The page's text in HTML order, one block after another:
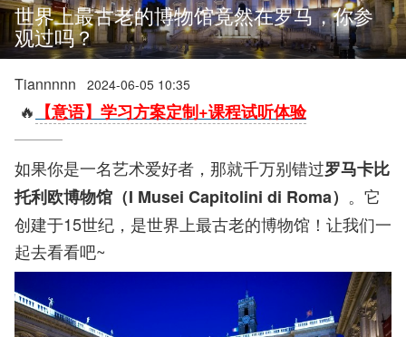
世界上最古老的博物馆竟然在罗马，你参
观过吗？
Tiannnnn 2024-06-05 10:35
🔥 【意语】学习方案定制+课程试听体验
如果你是一名艺术爱好者，那就千万别错过罗马卡比
托利欧博物馆（I Musei Capitolini di Roma） 。它
创建于15世纪，是世界上最古老的博物馆！让我们一
起去看看吧~